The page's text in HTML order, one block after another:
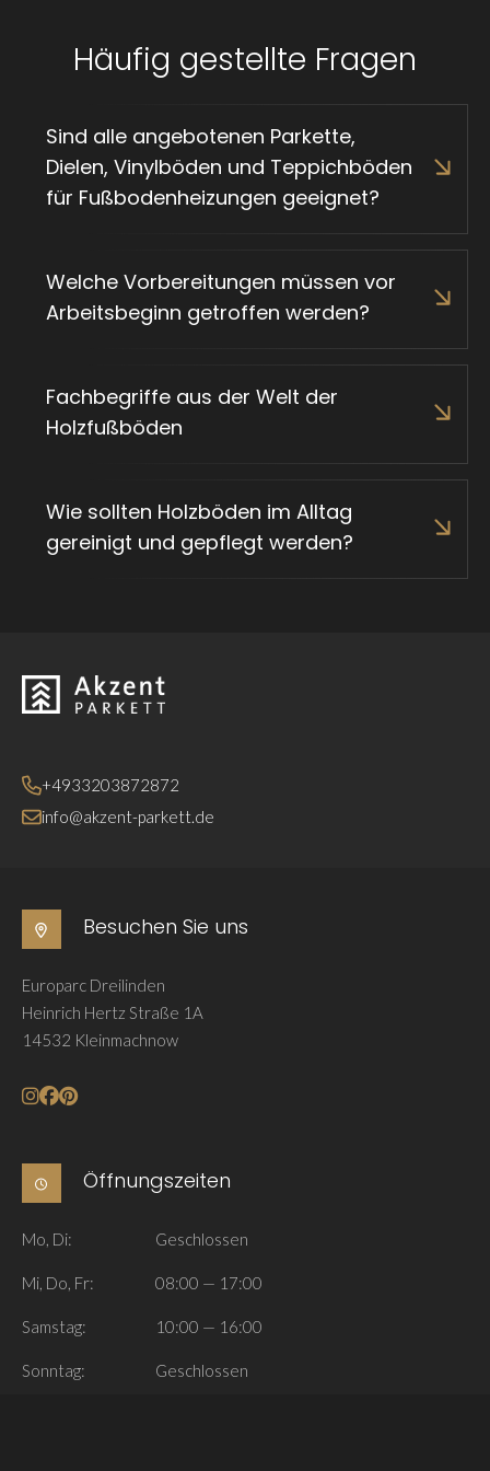
VORIGE
SLIDE
VOLGENDE
SLIDE
Häufig gestellte Fragen
Sind alle angebotenen Parkette,
Dielen, Vinylböden und Teppichböden
für Fußbodenheizungen geeignet?
Welche Vorbereitungen müssen vor
Arbeitsbeginn getroffen werden?
Fachbegriffe aus der Welt der
Holzfußböden
Wie sollten Holzböden im Alltag
gereinigt und gepflegt werden?
Zurück zur Startseite
+4933203872872
info@akzent-parkett.de
Besuchen Sie uns
Europarc Dreilinden
Heinrich Hertz Straße 1A
14532 Kleinmachnow
Öffnungszeiten
Mo, Di: Geschlossen
Mi, Do, Fr: 08:00 — 17:00
Samstag: 10:00 — 16:00
Sonntag: Geschlossen